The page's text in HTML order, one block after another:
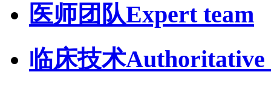
医师团队Expert team
临床技术Authoritative